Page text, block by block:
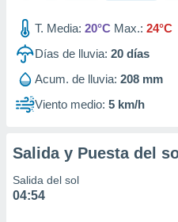
publicidad
de
1199
T. Media: 20°C Max.: 24°C
Días de lluvia: 20 días
Acum. de lluvia: 208 mm
Viento medio: 5 km/h
Salida y Puesta del
Salida del sol
04:54